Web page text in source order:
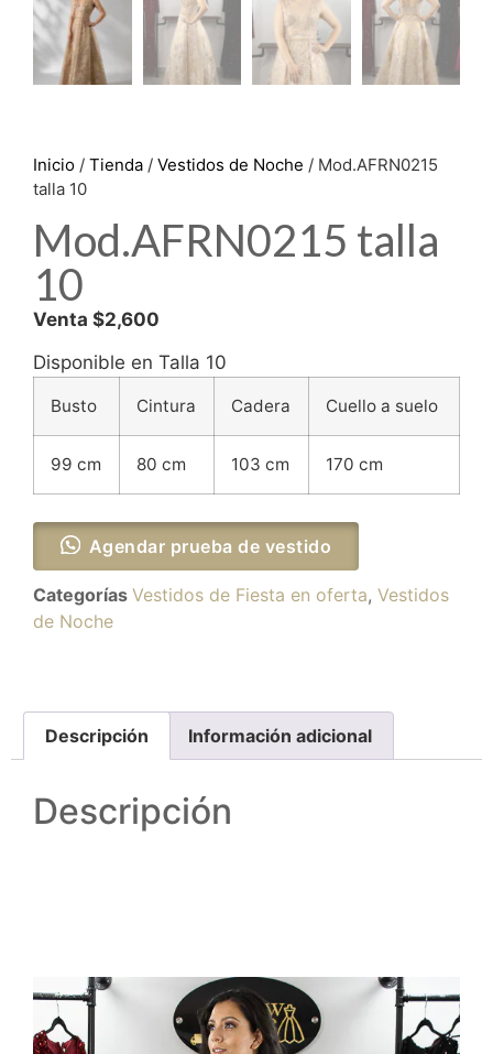
Inicio / Tienda / Vestidos de Noche / Mod.AFRN0215
talla 10
Mod.AFRN0215 talla
10
Venta $2,600
Disponible en Talla 10
Busto Cintura Cadera Cuello a suelo
99 cm 80 cm 103 cm 170 cm
Agendar prueba de vestido
Categorías Vestidos de Fiesta en oferta, Vestidos
de Noche
Descripción Información adicional
Descripción